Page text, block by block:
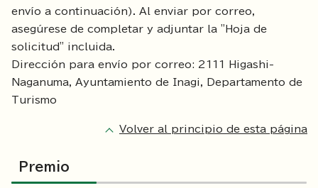
envío a continuación). Al enviar por correo,
asegúrese de completar y adjuntar la "Hoja de
solicitud" incluida.
Dirección para envío por correo: 2111 Higashi-
Naganuma, Ayuntamiento de Inagi, Departamento de
Turismo
Volver al principio de esta página
Premio